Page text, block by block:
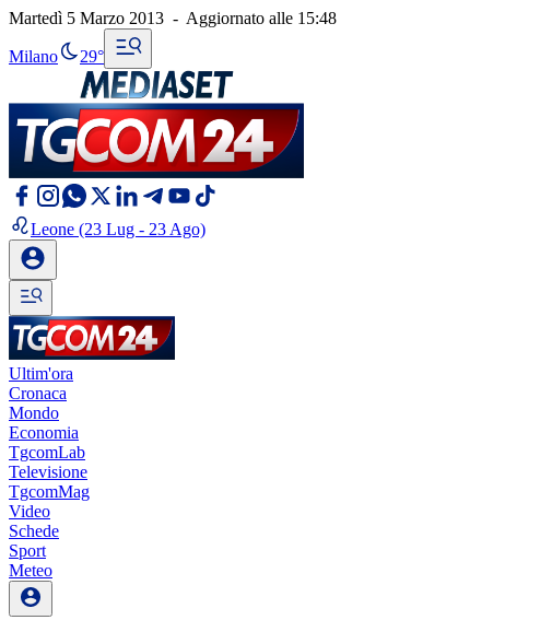
Martedì 5 Marzo 2013 - Aggiornato alle 15:48
Milano 29°
Leone (23 Lug - 23 Ago)
Ultim'ora
Cronaca
Mondo
Economia
TgcomLab
Televisione
TgcomMag
Video
Schede
Sport
Meteo